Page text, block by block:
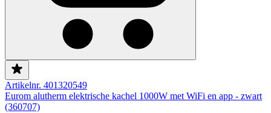
Artikelnr. 401320549
Eurom alutherm elektrische kachel 1000W met WiFi en app - zwart
(360707)